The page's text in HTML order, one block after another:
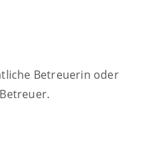
Betreuerin oder